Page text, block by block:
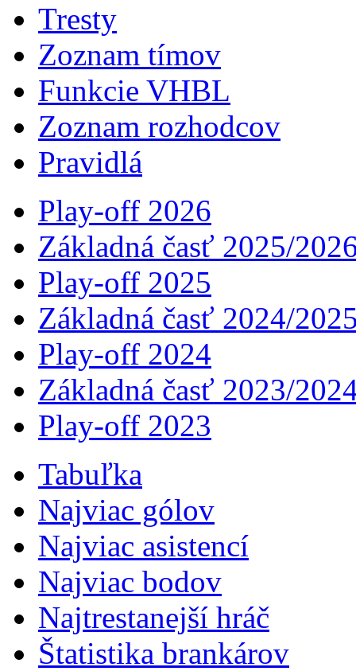
Tresty
Zoznam tímov
Funkcie VHBL
Zoznam rozhodcov
Pravidlá
Play-off 2026
Základná časť 2025/
Play-off 2025
Základná časť 2024/
Play-off 2024
Základná časť 2023/
Play-off 2023
Tabuľka
Najviac gólov
Najviac asistencí­
Najviac bodov
Najtrestanejší hráč
Štatistika brankárov